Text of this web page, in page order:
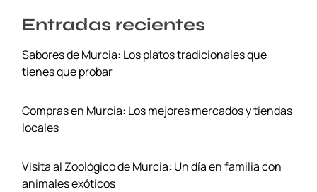
Entradas recientes
Sabores de Murcia: Los platos tradicionales que
tienes que probar
Compras en Murcia: Los mejores mercados y tiendas
locales
Visita al Zoológico de Murcia: Un día en familia con
animales exóticos